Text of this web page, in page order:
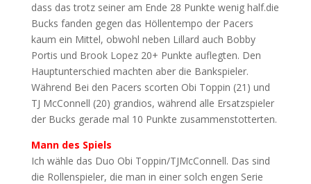
dass das trotz seiner am Ende 28 Punkte wenig half.die
Bucks fanden gegen das Höllentempo der Pacers
kaum ein Mittel, obwohl neben Lillard auch Bobby
Portis und Brook Lopez 20+ Punkte auflegten. Den
Hauptunterschied machten aber die Bankspieler.
Während Bei den Pacers scorten Obi Toppin (21) und
TJ McConnell (20) grandios, während alle Ersatzspieler
der Bucks gerade mal 10 Punkte zusammenstotterten.
Mann des Spiels
Ich wähle das Duo Obi Toppin/TJMcConnell. Das sind
die Rollenspieler, die man in einer solch engen Serie